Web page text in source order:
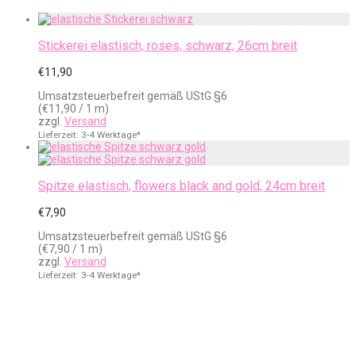
Stickerei elastisch, roses, schwarz, 26cm breit
€11,90
Umsatzsteuerbefreit gemäß UStG §6
(€11,90 / 1 m)
zzgl. Versand
Lieferzeit: 3-4 Werktage*
Spitze elastisch, flowers black and gold, 24cm breit
€7,90
Umsatzsteuerbefreit gemäß UStG §6
(€7,90 / 1 m)
zzgl. Versand
Lieferzeit: 3-4 Werktage*